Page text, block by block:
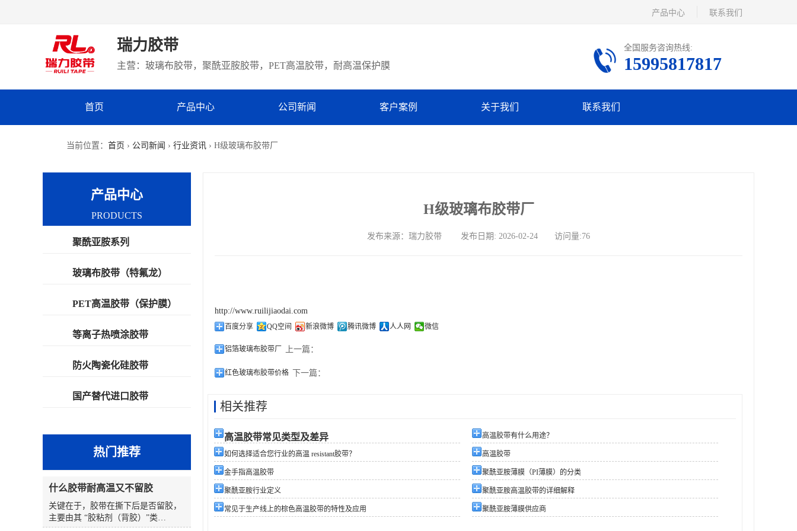
联系我们
产品中心
瑞力胶带
主营：玻璃布胶带，聚酰亚胺胶带，PET高温胶带，耐高温保护膜
全国服务咨询热线:
15995817817
首页 产品中心 公司新闻 客户案例 关于我们 联系我们
当前位置： 首页 › 公司新闻 › 行业资讯 › H级玻璃布胶带厂
H级玻璃布胶带厂
发布来源：瑞力胶带 发布日期: 2026-02-24 访问量:76
http://www.ruilijiaodai.com
百度分享 QQ空间 新浪微博 腾讯微博 人人网 微信
上一篇：
铝箔玻璃布胶带厂
下一篇：
红色玻璃布胶带价格
相关推荐
高温胶带常见类型及差异 高温胶带有什么用途？
如何选择适合您行业的高温 resistant胶带？ 高温胶带
金手指高温胶带 聚酰亚胺薄膜（PI薄膜）的分类
聚酰亚胺行业定义 聚酰亚胺高温胶带的详细解释
常见于生产线上的棕色高温胶带的特性及应用 聚酰亚胺薄膜供应商
产品中心
PRODUCTS
聚酰亚胺系列
玻璃布胶带（特氟龙）
PET高温胶带（保护膜）
等离子热喷涂胶带
防火陶瓷化硅胶带
国产替代进口胶带
热门推荐
什么胶带耐高温又不留胶
关键在于，胶带在撕下后是否留胶，
主要由其 “胶粘剂（背胶）”类